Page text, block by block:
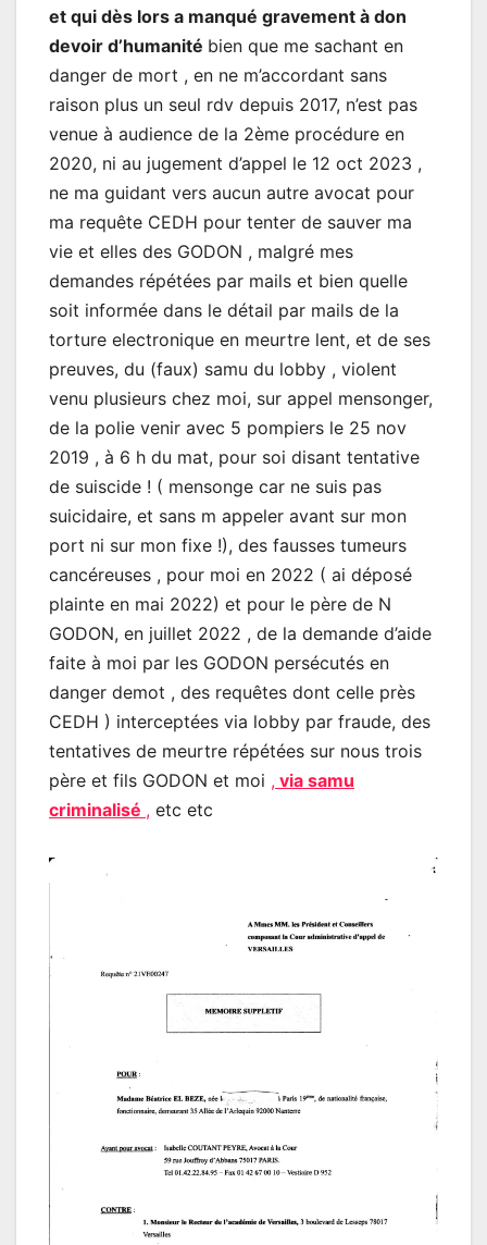
et qui dès lors a manqué gravement à don
devoir d’humanité bien que me sachant en
danger de mort , en ne m’accordant sans
raison plus un seul rdv depuis 2017, n’est pas
venue à audience de la 2ème procédure en
2020, ni au jugement d’appel le 12 oct 2023 ,
ne ma guidant vers aucun autre avocat pour
ma requête CEDH pour tenter de sauver ma
vie et elles des GODON , malgré mes
demandes répétées par mails et bien quelle
soit informée dans le détail par mails de la
torture electronique en meurtre lent, et de ses
preuves, du (faux) samu du lobby , violent
venu plusieurs chez moi, sur appel mensonger,
de la polie venir avec 5 pompiers le 25 nov
2019 , à 6 h du mat, pour soi disant tentative
de suiscide ! ( mensonge car ne suis pas
suicidaire, et sans m appeler avant sur mon
port ni sur mon fixe !), des fausses tumeurs
cancéreuses , pour moi en 2022 ( ai déposé
plainte en mai 2022) et pour le père de N
GODON, en juillet 2022 , de la demande d’aide
faite à moi par les GODON persécutés en
danger demot , des requêtes dont celle près
CEDH ) interceptées via lobby par fraude, des
tentatives de meurtre répétées sur nous trois
père et fils GODON et moi , via samu
criminalisé , etc etc